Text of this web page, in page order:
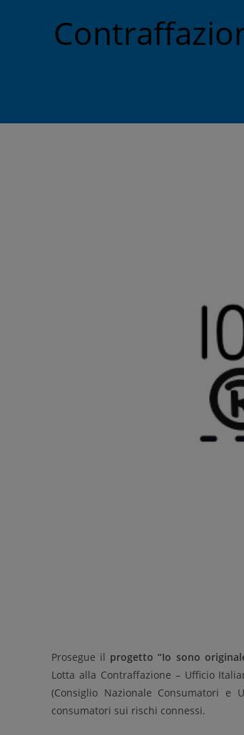
Prosegue il progetto “Io sono
Lotta alla Contraffazione – Ufficio
(Consiglio Nazionale Consumatori
consumatori sui rischi connessi.